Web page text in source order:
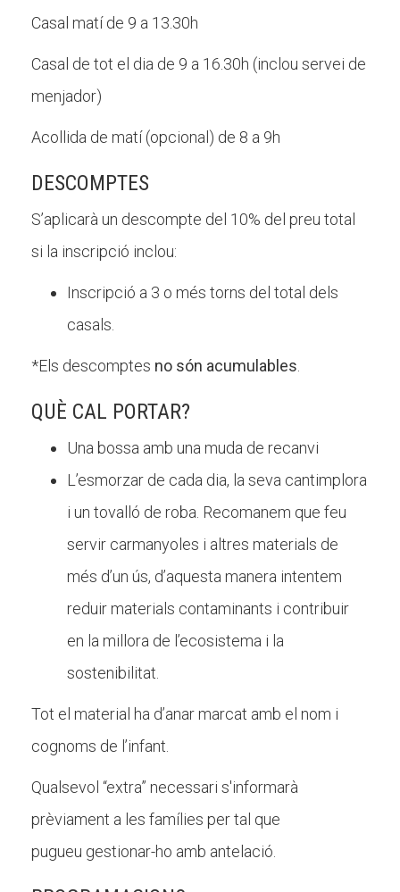
Casal matí de 9 a 13.30h
Casal de tot el dia de 9 a 16.30h (inclou servei de
menjador)
Acollida de matí (opcional) de 8 a 9h
DESCOMPTES
S’aplicarà un descompte del 10% del preu total
si la inscripció inclou:
Inscripció a 3 o més torns del total dels
casals.
*Els descomptes no són acumulables
QUÈ CAL PORTAR?
Una bossa amb una muda de recanvi
L’esmorzar de cada dia, la seva cantimplora
i un tovalló de roba. Recomanem que feu
servir carmanyoles i altres materials de
més d’un ús, d’aquesta manera intentem
reduir materials contaminants i contribuir
en la millora de l’ecosistema i la
sostenibilitat.
Tot el material ha d’anar marcat amb el nom i
cognoms de l’infant.
Qualsevol “extra” necessari s'informarà
prèviament a les famílies per tal que
pugueu gestionar-ho amb antelació.